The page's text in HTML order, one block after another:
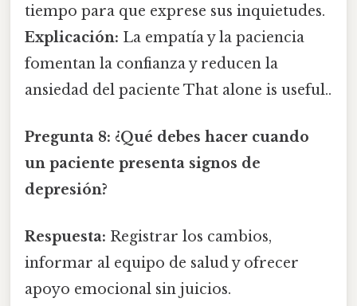
tiempo para que exprese sus inquietudes.
Explicación: La empatía y la paciencia
fomentan la confianza y reducen la
ansiedad del paciente That alone is useful..
Pregunta 8: ¿Qué debes hacer cuando
un paciente presenta signos de
depresión?
Respuesta: Registrar los cambios,
informar al equipo de salud y ofrecer
apoyo emocional sin juicios.